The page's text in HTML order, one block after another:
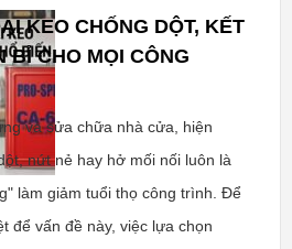
KEO CHỐNG DỘT, KẾT
BỈ CHO MỌI CÔNG
và sửa chữa nhà cửa, hiện
nứt nẻ hay hở mối nối luôn là
làm giảm tuổi thọ công trình. Để
để vấn đề này, việc lựa chọn